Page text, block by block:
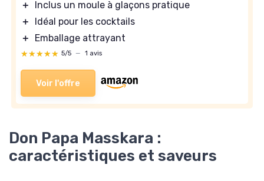
＋
Inclus un moule à glaçons pratique
＋
Idéal pour les cocktails
＋
Emballage attrayant
★★★★★
★★★★★ 5/5 — 1 avis
Voir l'offre
Don Papa Masskara :
caractéristiques et saveurs